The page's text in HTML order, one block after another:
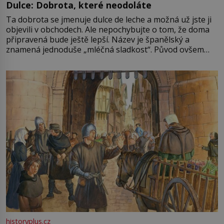
Dulce: Dobrota, které neodoláte
Ta dobrota se jmenuje dulce de leche a možná už jste ji
objevili v obchodech. Ale nepochybujte o tom, že doma
připravená bude ještě lepší. Název je španělský a
znamená jednoduše „mléčná sladkost“. Původ ovšem
pře hned několik latinskoamerických zemí a k tomu
Francie, kde se traduje,
historyplus.cz